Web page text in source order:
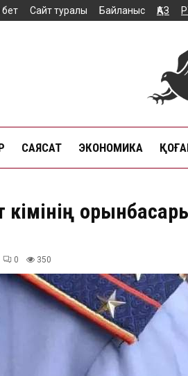
бет Сайт туралы Байланыс ҚАЗ
САЯСАТ ЭКОНОМИКА
0 350